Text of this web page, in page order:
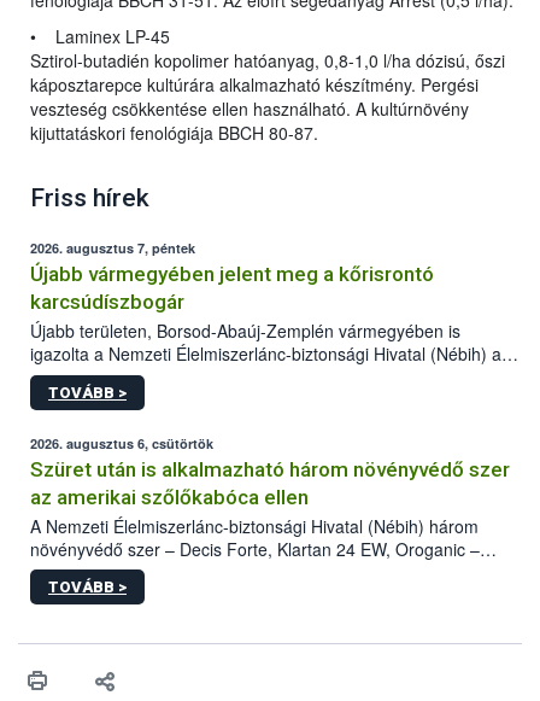
• Laminex LP-45
Sztirol-butadién kopolimer hatóanyag, 0,8-1,0 l/ha dózisú, őszi
káposztarepce kultúrára alkalmazható készítmény. Pergési
veszteség csökkentése ellen használható. A kultúrnövény
kijuttatáskori fenológiája BBCH 80-87.
Friss hírek
2026. augusztus 7, péntek
Újabb vármegyében jelent meg a kőrisrontó
karcsúdíszbogár
Újabb területen, Borsod-Abaúj-Zemplén vármegyében is
igazolta a Nemzeti Élelmiszerlánc-biztonsági Hivatal (Nébih) a
kőrisrontó karcsúdíszbogár (Agrilus planipennis) jelenlétét. A
kártevőt nem csak színcsapdában találták meg, de már fertőzött
az intenzív felderítést, emellett az intézkedéseket a szlovák
hatósággal is összehangolják a terjedés megállítása érdekében.
TOVÁBB >
2026. augusztus 6, csütörtök
Szüret után is alkalmazható három növényvédő szer
az amerikai szőlőkabóca ellen
A Nemzeti Élelmiszerlánc-biztonsági Hivatal (Nébih) három
növényvédő szer – Decis Forte, Klartan 24 EW, Oroganic –
engedélyokiratát módosította, így azok a szüretet követően,
egészen a vesszőérettség (BBCH 91) stádiumáig
érésű szőlőkben is legyen lehetőség a károsító elleni további
felhasználók számára is elérhető és ökológiai termesztésben is
TOVÁBB >